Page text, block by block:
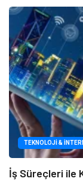
TEKNOLOJI &
İş Süreçleri ile